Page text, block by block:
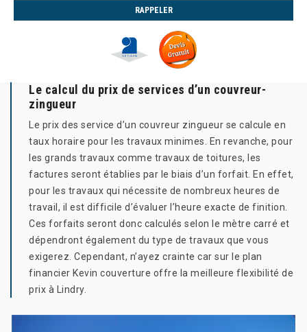
Le calcul du prix de services d’un couvreur-
zingueur
Le prix des service d’un couvreur zingueur se calcule en
taux horaire pour les travaux minimes. En revanche, pour
les grands travaux comme travaux de toitures, les
factures seront établies par le biais d’un forfait. En effet,
pour les travaux qui nécessite de nombreux heures de
travail, il est difficile d’évaluer l’heure exacte de finition.
Ces forfaits seront donc calculés selon le mètre carré et
dépendront également du type de travaux que vous
exigerez. Cependant, n’ayez crainte car sur le plan
financier Kevin couverture offre la meilleure flexibilité de
prix à Lindry.